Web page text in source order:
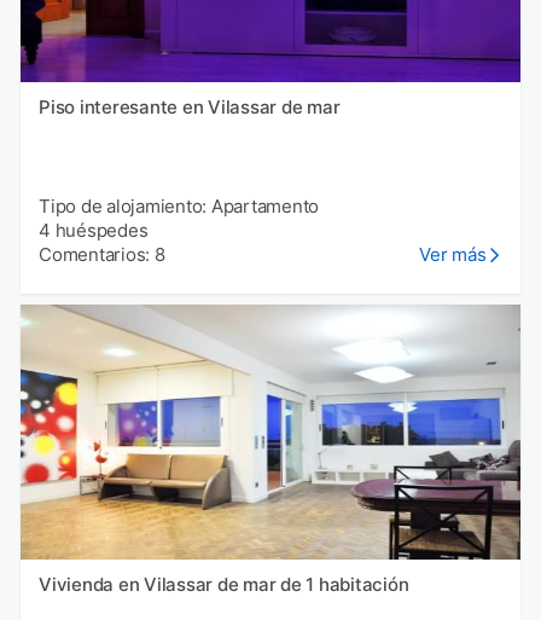
Piso interesante en Vilassar de mar
Tipo de alojamiento: Apartamento
4 huéspedes
Comentarios: 8
Ver más
Vivienda en Vilassar de mar de 1 habitación